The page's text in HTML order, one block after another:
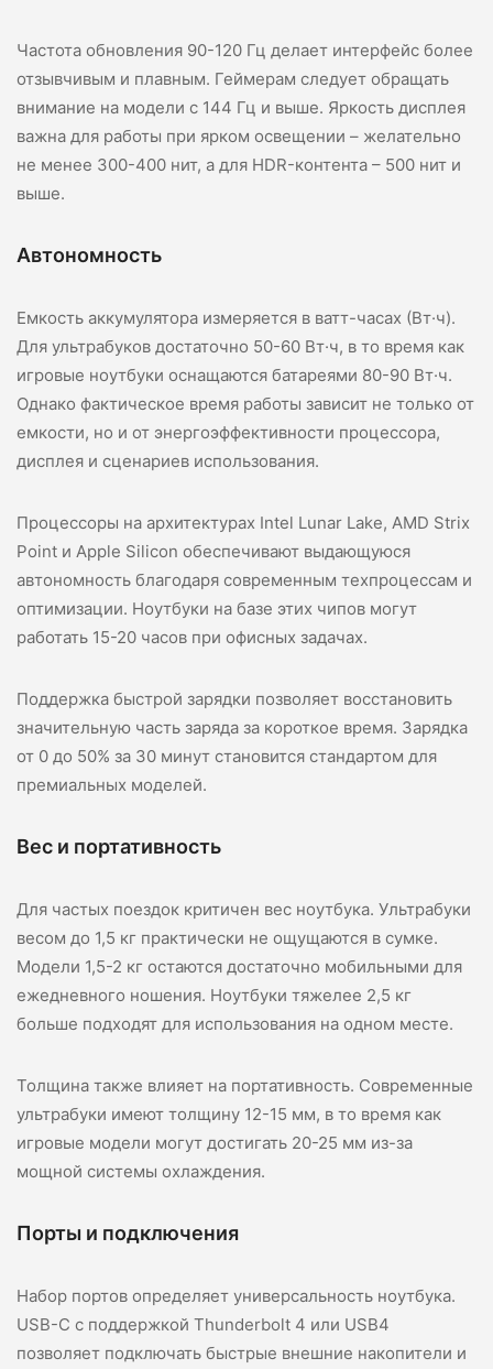
Частота обновления 90-120 Гц делает интерфейс более
отзывчивым и плавным. Геймерам следует обращать
внимание на модели с 144 Гц и выше. Яркость дисплея
важна для работы при ярком освещении – желательно
не менее 300-400 нит, а для HDR-контента – 500 нит и
выше.
Автономность
Емкость аккумулятора измеряется в ватт-часах (Вт·ч).
Для ультрабуков достаточно 50-60 Вт·ч, в то время как
игровые ноутбуки оснащаются батареями 80-90 Вт·ч.
Однако фактическое время работы зависит не только от
емкости, но и от энергоэффективности процессора,
дисплея и сценариев использования.
Процессоры на архитектурах Intel Lunar Lake, AMD Strix
Point и Apple Silicon обеспечивают выдающуюся
автономность благодаря современным техпроцессам и
оптимизации. Ноутбуки на базе этих чипов могут
работать 15-20 часов при офисных задачах.
Поддержка быстрой зарядки позволяет восстановить
значительную часть заряда за короткое время. Зарядка
от 0 до 50% за 30 минут становится стандартом для
премиальных моделей.
Вес и портативность
Для частых поездок критичен вес ноутбука. Ультрабуки
весом до 1,5 кг практически не ощущаются в сумке.
Модели 1,5-2 кг остаются достаточно мобильными для
ежедневного ношения. Ноутбуки тяжелее 2,5 кг
больше подходят для использования на одном месте.
Толщина также влияет на портативность. Современные
ультрабуки имеют толщину 12-15 мм, в то время как
игровые модели могут достигать 20-25 мм из-за
мощной системы охлаждения.
Порты и подключения
Набор портов определяет универсальность ноутбука.
USB-C с поддержкой Thunderbolt 4 или USB4
позволяет подключать быстрые внешние накопители и